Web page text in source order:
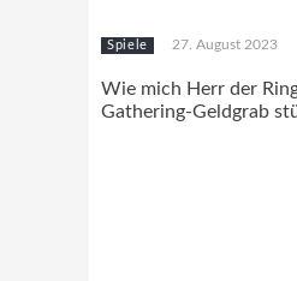
Spiele 27. August 2023
Wie mich Herr der
Gathering-Geldgrab